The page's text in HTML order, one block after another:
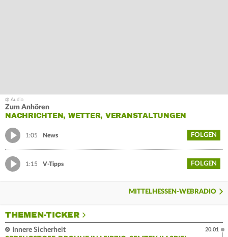
Zum Anhören
NACHRICHTEN, WETTER, VERANSTALTUNGEN
1:05 News FOLGEN
1:15 V-Tipps FOLGEN
MITTELHESSEN-WEBRADIO
THEMEN-TICKER
Innere Sicherheit
20:01